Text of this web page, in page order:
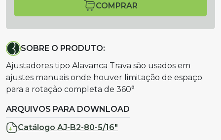
COMPRAR
SOBRE O PRODUTO:
Ajustadores tipo Alavanca Trava são usados em
ajustes manuais onde houver limitação de espaço
para a rotação completa de 360°
ARQUIVOS PARA DOWNLOAD
Catálogo AJ-B2-80-5/16"